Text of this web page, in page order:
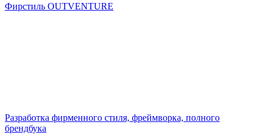
Фирстиль OUTVENTURE
Разработка фирменного стиля, фреймворка, полного
брендбука